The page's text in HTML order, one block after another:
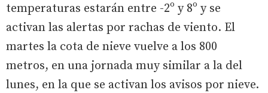
temperaturas estarán entre -2º y 8º y se
activan las alertas por rachas de viento. El
martes la cota de nieve vuelve a los 800
metros, en una jornada muy similar a la del
lunes, en la que se activan los avisos por nieve.